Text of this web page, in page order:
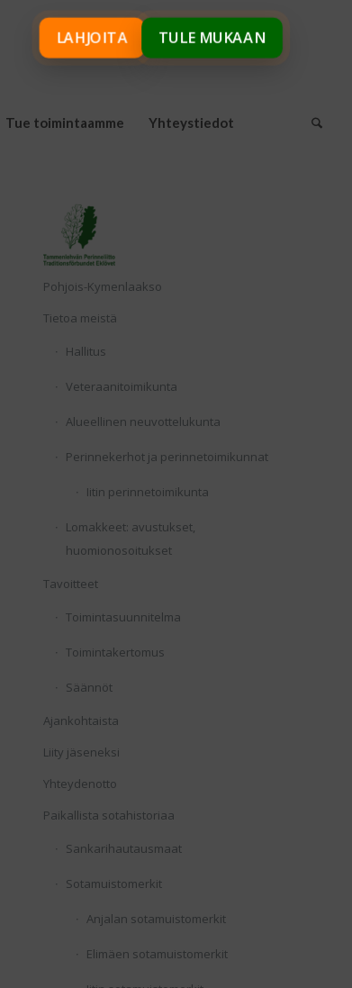
Tue toimintaamme Yhteystiedot
Pohjois-Kymenlaakso
Tietoa meistä
Hallitus
Veteraanitoimikunta
Alueellinen neuvottelukunta
Perinnekerhot ja perinnetoimikunnat
Iitin perinnetoimikunta
Lomakkeet: avustukset,
huomionosoitukset
Tavoitteet
Toimintasuunnitelma
Toimintakertomus
Säännöt
Ajankohtaista
Liity jäseneksi
Yhteydenotto
Paikallista sotahistoriaa
Sankarihautausmaat
Sotamuistomerkit
Anjalan sotamuistomerkit
Elimäen sotamuistomerkit
LAHJOITA TULE MUKAAN